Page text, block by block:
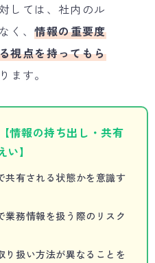
しては、社内のル
く、情報の重要度
視点を持ってもら
ます。
報の持ち出し・共有
】
共有される状態かを意識す
務情報を扱う際のリスク
扱い方法が異なることを